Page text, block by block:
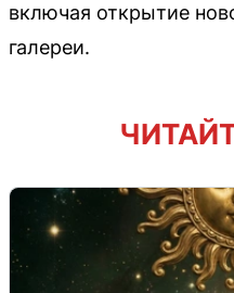
включая открытие
галереи.